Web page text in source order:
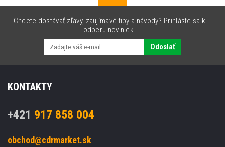
Chcete dostávať zľavy, zaujímavé tipy a návody? Prihláste sa k
odberu noviniek.
Odoslať
KONTAKTY
+421 917 858 004
obchod@cdrmarket.sk